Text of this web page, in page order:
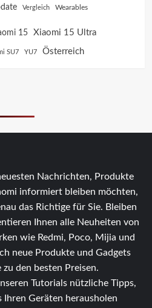
Vergleich Wearables
15 Xiaomi 15 Ultra
SU7 YU7 Österreich
Nachrichten, Produkte
informiert bleiben möchten,
das Richtige für Sie. Bleiben
Ihnen alle Neuheiten von
wie Redmi, Poco, Mijia und
neue Produkte und Gadgets
den besten Preisen.
Tutorials nützliche Tipps,
Ihren Geräten herausholen